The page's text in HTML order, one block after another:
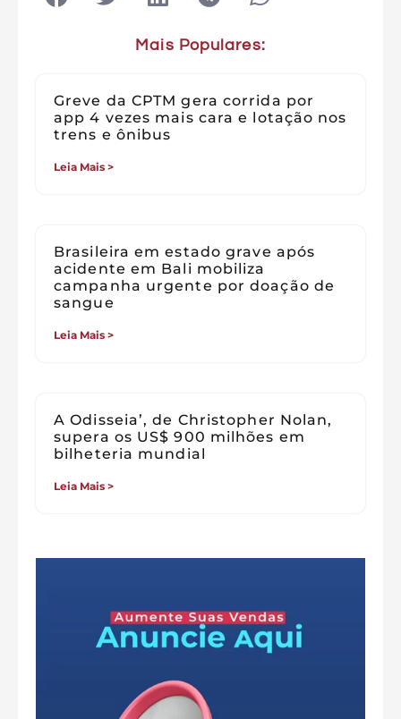
Mais Populares:
Greve da CPTM gera corrida por
app 4 vezes mais cara e lotação nos
trens e ônibus
Leia Mais >
Brasileira em estado grave após
acidente em Bali mobiliza
campanha urgente por doação de
sangue
Leia Mais >
A Odisseia’, de Christopher Nolan,
supera os US$ 900 milhões em
bilheteria mundial
Leia Mais >